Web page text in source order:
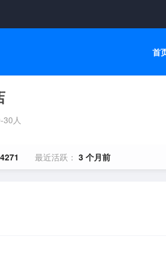
首
30人
4271 最近活跃： 3 个月前